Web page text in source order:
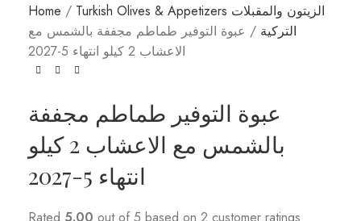
Home
Turkish Olives & Appetizers الزيتون والمقبلات
التركية
عبوة التوفير طماطم مجففة بالشمس مع
الاعشاب 2 كيلو انتهاء 5-2027
عبوة التوفير طماطم مجففة
بالشمس مع الاعشاب 2 كيلو
انتهاء 5-2027
Rated 5.00 out of 5 based on 2 customer ratings